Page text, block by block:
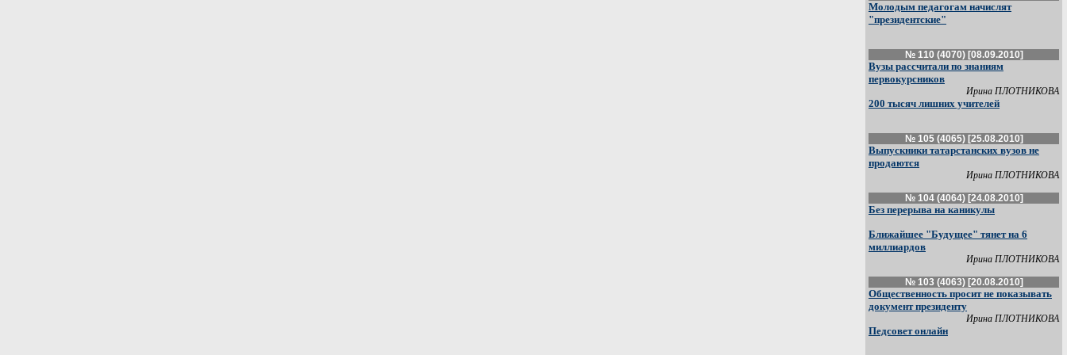
Молодым педагогам начислят
"президентские"
№ 110 (4070) [08.09.2010]
Вузы рассчитали по знаниям
первокурсников
Ирина ПЛОТНИКОВА
200 тысяч лишних учителей
№ 105 (4065) [25.08.2010]
Выпускники татарстанских вузов не
продаются
Ирина ПЛОТНИКОВА
№ 104 (4064) [24.08.2010]
Без перерыва на каникулы
Ближайшее "Будущее" тянет на 6
миллиардов
Ирина ПЛОТНИКОВА
№ 103 (4063) [20.08.2010]
Общественность просит не показывать
документ президенту
Ирина ПЛОТНИКОВА
Педсовет онлайн